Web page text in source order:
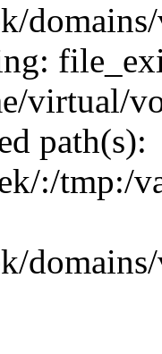
virtual/
path(s):
:/tmp:/